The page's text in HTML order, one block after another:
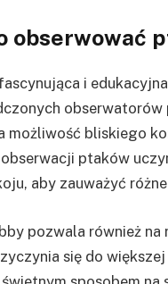
obserwować
i
możliwość bliskiego
ptaków
aby zauważyć
pozwala również
się do